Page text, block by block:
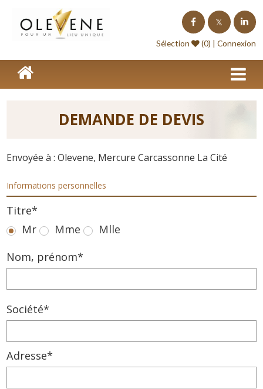
Sélection (0) |Connexion
DEMANDE DE DEVIS
Envoyée à : Olevene, Mercure Carcassonne La Cité
Informations personnelles
Titre*
Mr
Mme
Mlle
Nom, prénom*
Société*
Adresse*
Homepage
Lieux de séminaire
Lieux à l'étranger
Blog événements
Contact
Devis